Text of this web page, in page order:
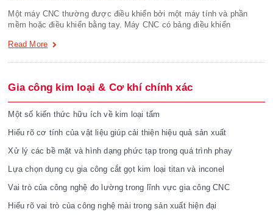
Một máy CNC thường được điều khiển bởi một máy tính và phần
mềm hoặc điều khiển bằng tay. Máy CNC có bảng điều khiển
Read More
Gia công kim loại & Cơ khí chính xác
Một số kiến thức hữu ích về kim loại tấm
Hiểu rõ cơ tính của vật liệu giúp cải thiện hiệu quả sản xuất
Xử lý các bề mặt và hình dạng phức tạp trong quá trình phay
Lựa chọn dụng cụ gia công cắt gọt kim loại titan và inconel
Vai trò của công nghệ đo lường trong lĩnh vực gia công CNC
Hiểu rõ vai trò của công nghệ mài trong sản xuất hiện đại